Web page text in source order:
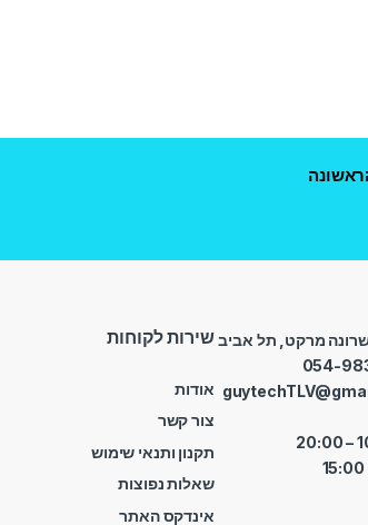
שירות לקוחות
אודות
צור קשר
תקנון ותנאי שימוש
שאלות נפוצות
אינדקס האתר